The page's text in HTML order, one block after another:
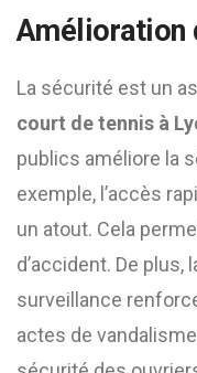
Amélioration
La sécurité est un
court de tennis à
publics améliore la
exemple, l’accès
un atout. Cela
d’accident. De
surveillance
actes de